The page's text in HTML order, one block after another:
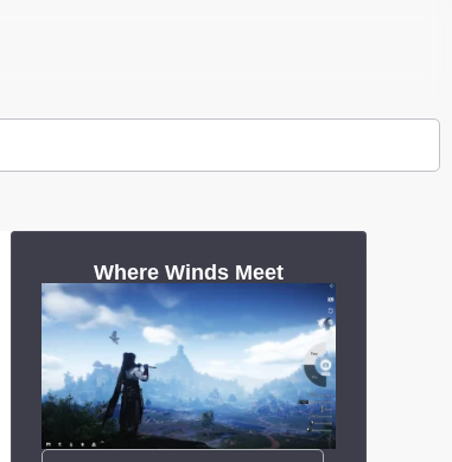
Where Winds Meet